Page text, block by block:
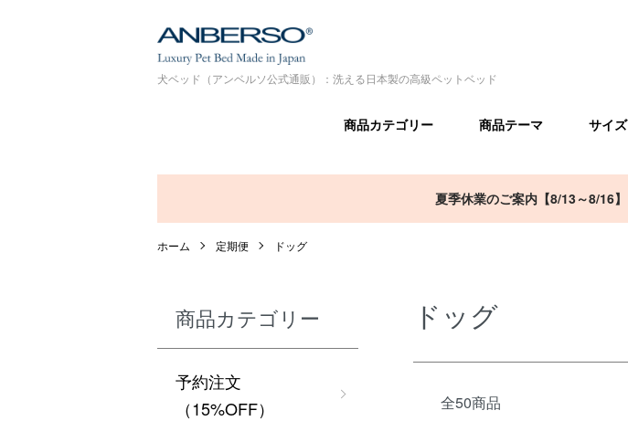
犬ベッド（アンベルソ公式通販）：洗える日本製の高級ペットベッド
商品カテゴリー 商品テーマ サイズ
夏季休業のご案内【8/13～8/16】
ホーム 定期便 ドッグ
ドッグ
全50商品
商品カテゴリー
予約注文
（15%OFF）